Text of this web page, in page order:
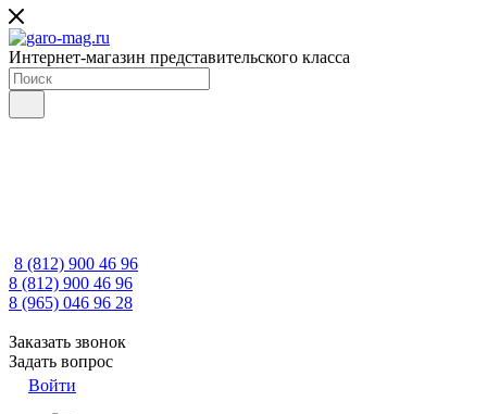
Интернет-магазин представительского класса
8 (812) 900 46 96
8 (812) 900 46 96
8 (965) 046 96 28
Заказать звонок
Задать вопрос
Войти